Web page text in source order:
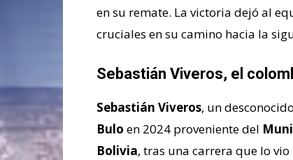
en su remate. La victoria dejó al
cruciales en su camino hacia la
Sebastián Viveros, el
Sebastián Viveros, un
Bulo en 2024 proveniente del
Bolivia, tras una carrera que lo